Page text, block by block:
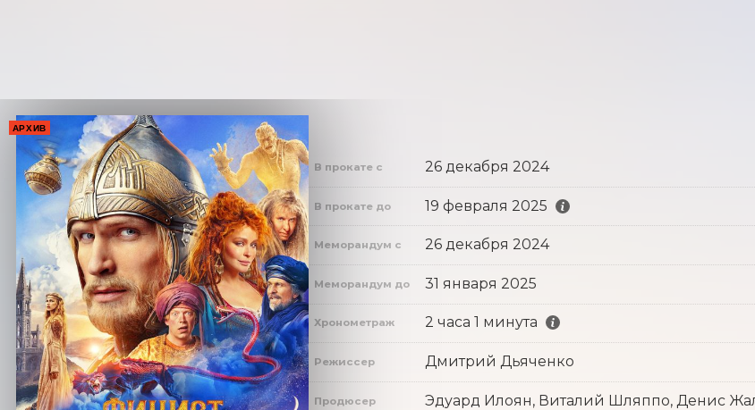
АРХИВ
В прокате с 26 декабря 2024
В прокате до 19 февраля 2025
Меморандум с 26 декабря 2024
Меморандум до 31 января 2025
Хронометраж 2 часа 1 минута
Режиссер Дмитрий Дьяченко
Продюсер Эдуард Илоян, Виталий Шляппо, Денис